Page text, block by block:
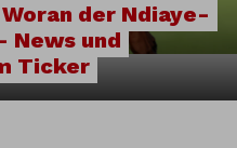
der Ndiaye-
News und
Ticker